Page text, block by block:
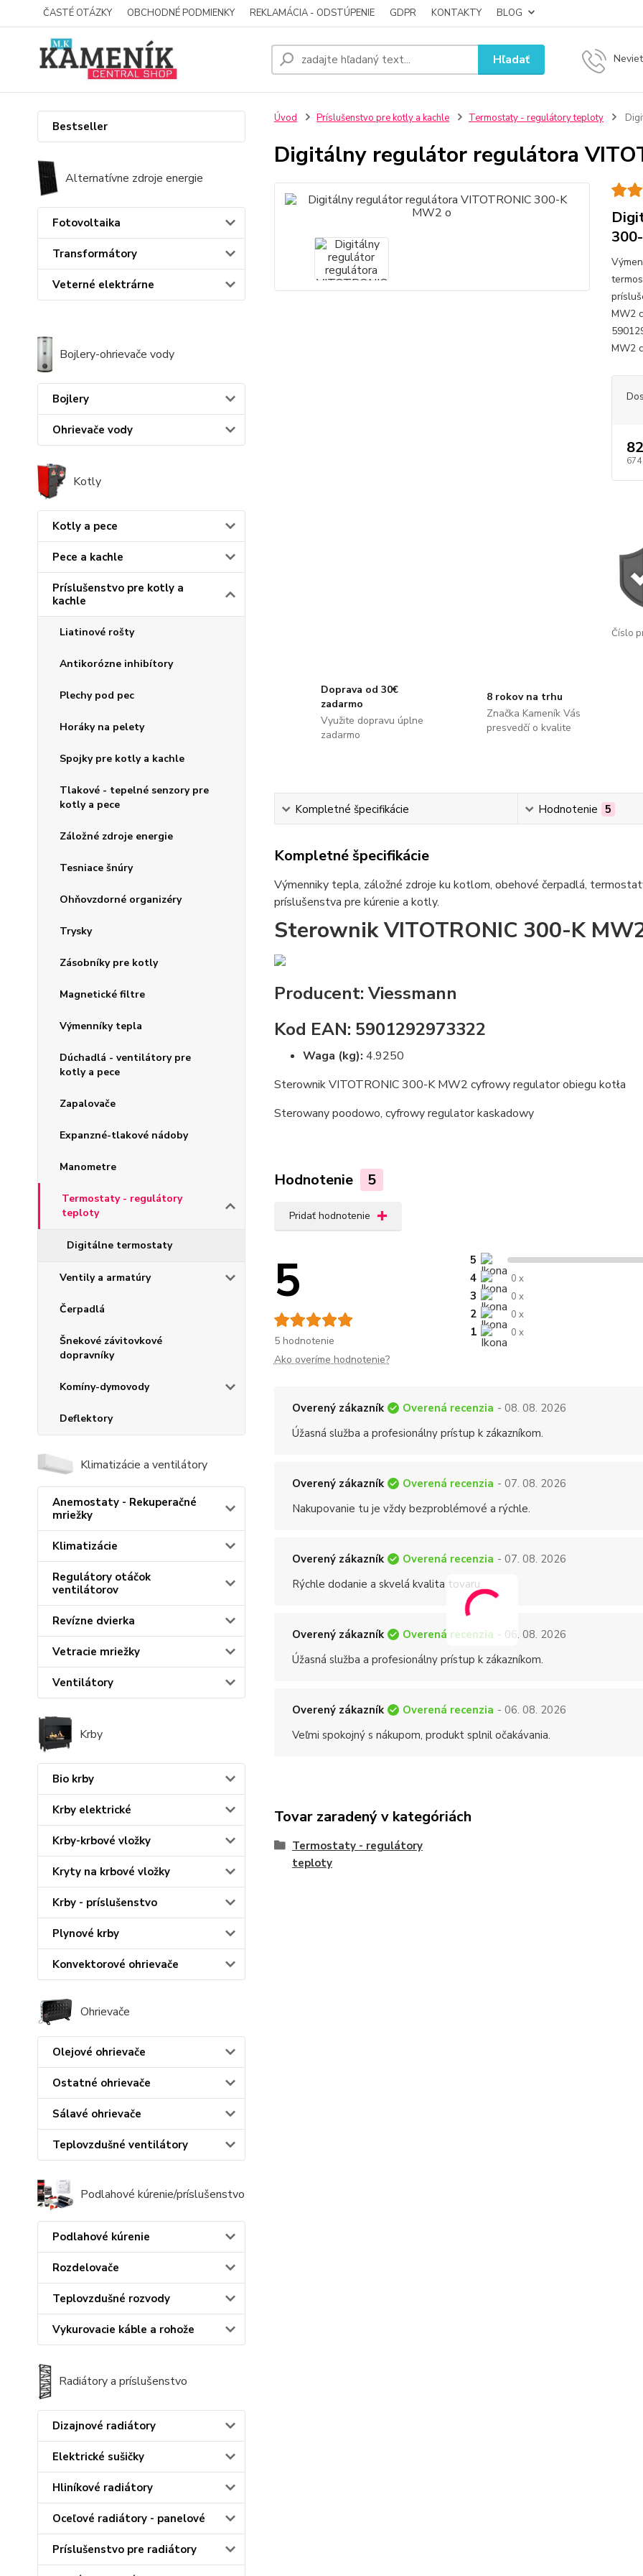
ČASTÉ OTÁZKY OBCHODNÉ PODMIENKY REKLAMÁCIA - ODSTÚPENIE GDPR KONTAKTY BLOG
Hľadať
Bestseller
Alternatívne zdroje energie
Fotovoltaika
Transformátory
Veterné elektrárne
Bojlery-ohrievače vody
Bojlery
Ohrievače vody
Kotly
Kotly a pece
Pece a kachle
Príslušenstvo pre kotly a
kachle
Liatinové rošty
Antikorózne inhibítory
Plechy pod pec
Horáky na pelety
Spojky pre kotly a kachle
Tlakové - tepelné senzory pre
kotly a pece
Záložné zdroje energie
Tesniace šnúry
Ohňovzdorné organizéry
Trysky
Zásobníky pre kotly
Magnetické filtre
Výmenníky tepla
Dúchadlá - ventilátory pre
kotly a pece
Zapalovače
Expanzné-tlakové nádoby
Manometre
Termostaty - regulátory
teploty
Digitálne termostaty
Ventily a armatúry
Čerpadlá
Šnekové závitovkové
dopravníky
Komíny-dymovody
Deflektory
Klimatizácie a ventilátory
Anemostaty - Rekuperačné
mriežky
Klimatizácie
Regulátory otáčok
ventilátorov
Revízne dvierka
Vetracie mriežky
Ventilátory
Krby
Bio krby
Krby elektrické
Krby-krbové vložky
Kryty na krbové vložky
Krby - príslušenstvo
Plynové krby
Konvektorové ohrievače
Ohrievače
Olejové ohrievače
Ostatné ohrievače
Sálavé ohrievače
Teplovzdušné ventilátory
Podlahové kúrenie/príslušenstvo
Podlahové kúrenie
Rozdelovače
Teplovzdušné rozvody
Vykurovacie káble a rohože
Radiátory a príslušenstvo
Dizajnové radiátory
Elektrické sušičky
Hliníkové radiátory
Oceľové radiátory - panelové
Príslušenstvo pre radiátory
Úvod Príslušenstvo pre kotly a kachle Termostaty - regulátory teploty
Digitálny regulátor regulátora
MW2
MW2
Číslo
Doprava od 30€
zadarmo
Využite dopravu úplne
zadarmo
8 rokov na trhu
Značka Kameník Vás
presvedčí o kvalite
Kompletné špecifikácie Hodnotenie 5
Kompletné špecifikácie
Výmenniky tepla, záložné zdroje ku kotlom, obehové čerpadlá,
príslušenstva pre kúrenie a kotly.
Sterownik VITOTRONIC 300-K
Producent: Viessmann
Kod EAN: 5901292973322
Waga (kg): 4.9250
Sterownik VITOTRONIC 300-K MW2 cyfrowy regulator obiegu kotła
Sterowany poodowo, cyfrowy regulator kaskadowy
Hodnotenie 5
Pridať hodnotenie
5
5 hodnotenie
5
4
0 x
3 0 x
2 0 x
1 0 x
Ako overíme hodnotenie?
Overený zákazník Overená recenzia - 08. 08. 2026
Úžasná služba a profesionálny prístup k zákazníkom.
Overený zákazník Overená recenzia - 07. 08. 2026
Nakupovanie tu je vždy bezproblémové a rýchle.
Overený zákazník Overená recenzia - 07. 08. 2026
Rýchle dodanie a skvelá kvalita tovaru.
Overený zákazník Overená recenzia - 06. 08. 2026
Úžasná služba a profesionálny prístup k zákazníkom.
Overený zákazník Overená recenzia - 06. 08. 2026
Veľmi spokojný s nákupom, produkt splnil očakávania.
Tovar zaradený v kategóriách
Termostaty - regulátory
teploty